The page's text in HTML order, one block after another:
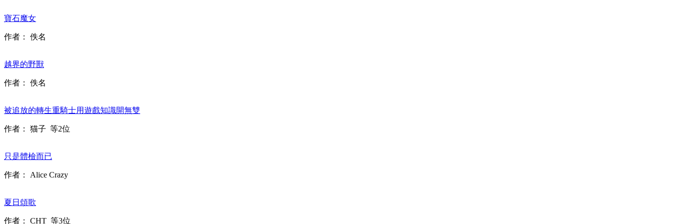
寶石魔女
作者： 佚名
越界的野獸
作者： 佚名
被追放的轉生重騎士用遊戲知識開無雙
作者： 猫子 等2位
只是體檢而已
作者： Alice Crazy
夏日頌歌
作者： CHT 等3位